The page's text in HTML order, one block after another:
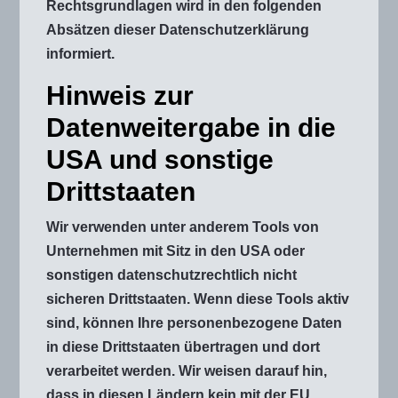
Rechtsgrundlagen wird in den folgenden
Absätzen dieser Datenschutzerklärung
informiert.
Hinweis zur
Datenweitergabe in die
USA und sonstige
Drittstaaten
Wir verwenden unter anderem Tools von
Unternehmen mit Sitz in den USA oder
sonstigen datenschutzrechtlich nicht
sicheren Drittstaaten. Wenn diese Tools aktiv
sind, können Ihre personenbezogene Daten
in diese Drittstaaten übertragen und dort
verarbeitet werden. Wir weisen darauf hin,
dass in diesen Ländern kein mit der EU